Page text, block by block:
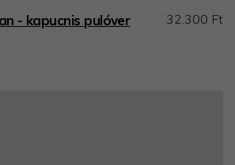
- kapucnis pulóver 32.300 Ft